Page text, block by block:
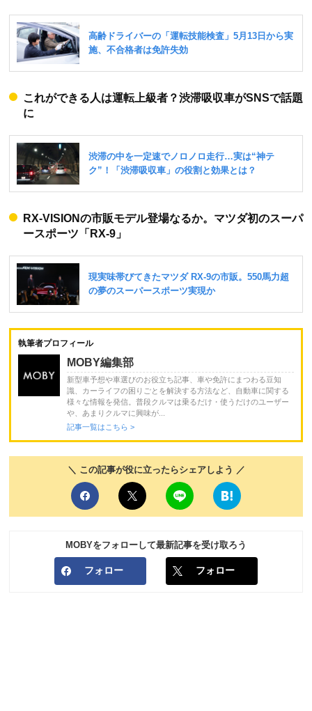
これができる人は運転上級者？渋滞吸収車がSNSで話題
に
RX-VISIONの市販モデル登場なるか。マツダ初のスーパ
ースポーツ「RX-9」
執筆者プロフィール
MOBY編集部
新型車予想や車選びのお役立ち記事、車や免許にまつわる豆知
識、カーライフの困りごとを解決する方法など、自動車に関する
様々な情報を発信。普段クルマは乗るだけ・使うだけのユーザー
や、あまりクルマに興味が...
記事一覧はこちら >
＼ この記事が役に立ったらシェアしよう ／
MOBYをフォローして最新記事を受け取ろう
フォロー フォロー